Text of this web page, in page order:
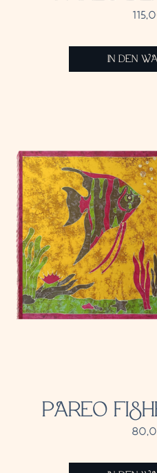
IN DEN
PAREO